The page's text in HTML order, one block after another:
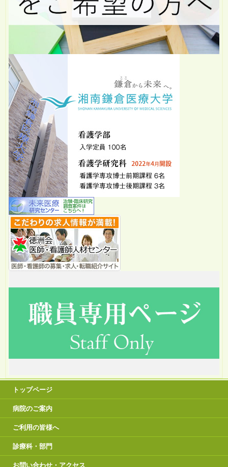
トップページ
病院のご案内
ご利用の皆様へ
診療科・部門
お問い合わせ・アクセス